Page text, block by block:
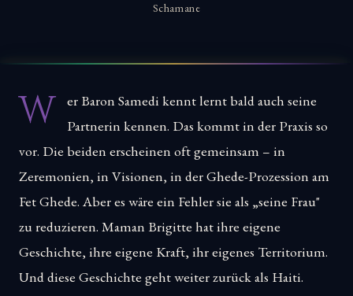
Schamane
W
er Baron Samedi kennt lernt bald auch seine
Partnerin kennen. Das kommt in der Praxis so
vor. Die beiden erscheinen oft gemeinsam – in
Zeremonien, in Visionen, in der Ghede-Prozession am
Fet Ghede. Aber es wäre ein Fehler sie als „seine Frau"
zu reduzieren. Maman Brigitte hat ihre eigene
Geschichte, ihre eigene Kraft, ihr eigenes Territorium.
Und diese Geschichte geht weiter zurück als Haiti.